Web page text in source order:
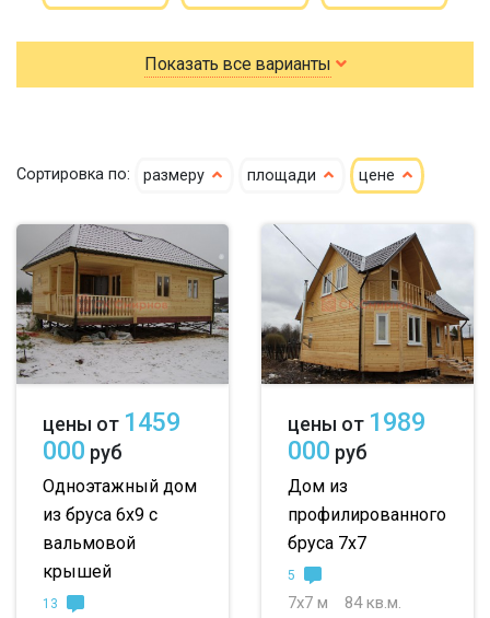
для постоянного проживания гостевые
летние
клееный сухой
кедр
клееный кедр
сухой кедр
профилированный
100х150
150х150
150х200
4х6 5х6 5х7
6х6 6х8
6х10 7х7
7х8 7х9 7х10
8х8 8х9 8х10
9х9 9х10
10х12 до 50 м
до 100 м
Показать все варианты
Сортировка по: размеру площади цене
цены от 1459
000 руб
Одноэтажный дом
из бруса 6х9 с
вальмовой
крышей
13
цены от 1989
000 руб
Дом из
профилированного
бруса 7х7
5
7х7 м
84 кв.м.